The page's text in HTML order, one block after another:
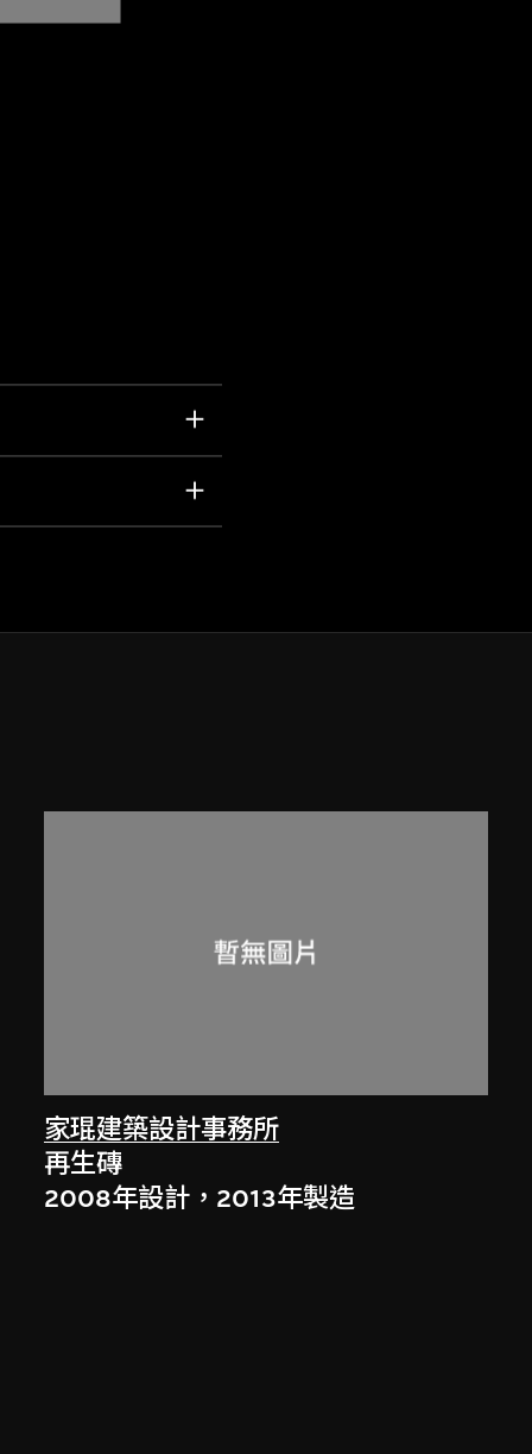
家琨建築設計事務所
再生磚
2008年設計，2013年製造